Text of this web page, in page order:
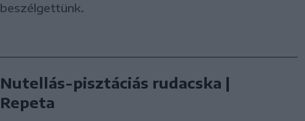
beszélgettünk.
Nutellás-pisztáciás rudacska |
Repeta